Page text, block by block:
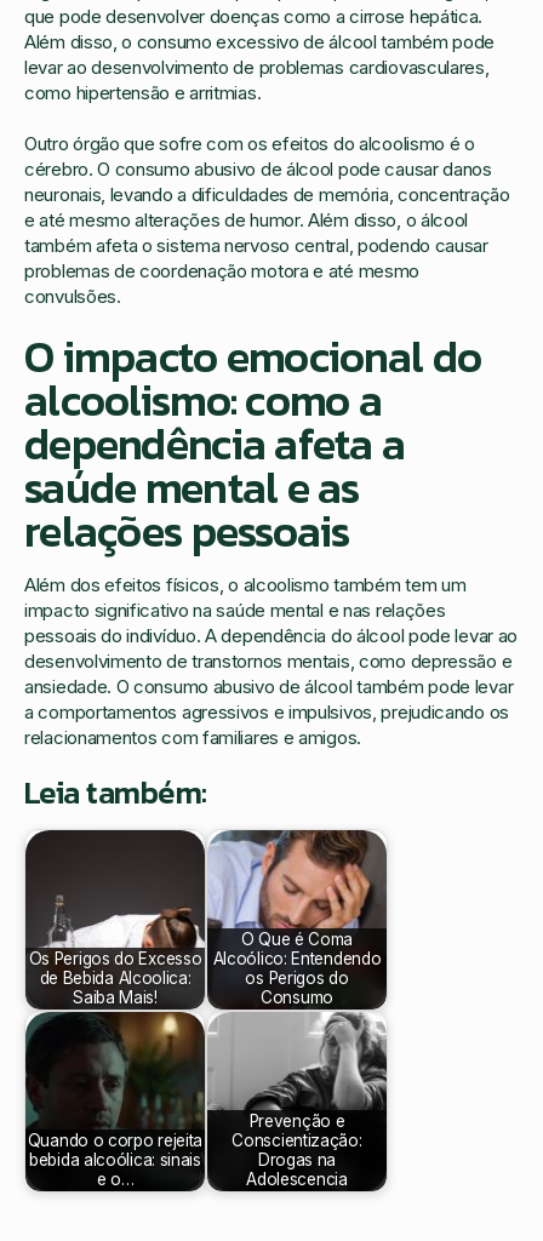
que pode desenvolver doenças como a cirrose hepática.
Além disso, o consumo excessivo de álcool também pode
levar ao desenvolvimento de problemas cardiovasculares,
como hipertensão e arritmias.
Outro órgão que sofre com os efeitos do alcoolismo é o
cérebro. O consumo abusivo de álcool pode causar danos
neuronais, levando a dificuldades de memória, concentração
e até mesmo alterações de humor. Além disso, o álcool
também afeta o sistema nervoso central, podendo causar
problemas de coordenação motora e até mesmo
convulsões.
O impacto emocional do
alcoolismo: como a
dependência afeta a
saúde mental e as
relações pessoais
Além dos efeitos físicos, o alcoolismo também tem um
impacto significativo na saúde mental e nas relações
pessoais do indivíduo. A dependência do álcool pode levar ao
desenvolvimento de transtornos mentais, como depressão e
ansiedade. O consumo abusivo de álcool também pode levar
a comportamentos agressivos e impulsivos, prejudicando os
relacionamentos com familiares e amigos.
Leia também:
Os Perigos do Excesso
de Bebida Alcoolica:
Saiba Mais!
O Que é Coma
Alcoólico: Entendendo
os Perigos do
Consumo
Quando o corpo rejeita
bebida alcoólica: sinais
e o…
Prevenção e
Conscientização:
Drogas na
Adolescencia